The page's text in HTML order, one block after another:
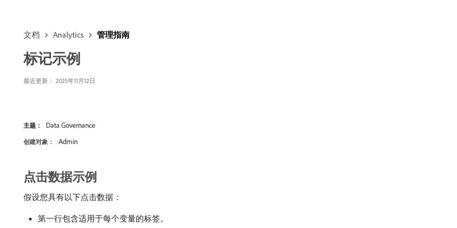
文档 Analytics 管理指南
标记示例
最近更新： 2025年11月12日
主题： Data Governance
创建对象： Admin
点击数据示例
假设您具有以下点击数据：
第一行包含适用于每个变量的标签。